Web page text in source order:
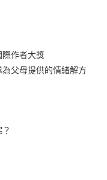
作者大獎
父母提供的情緒解方